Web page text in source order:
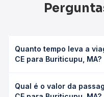
Quanto tempo leva a
CE para Buriticupu, MA?
leva em média 17h 3min,
Qual é o valor da